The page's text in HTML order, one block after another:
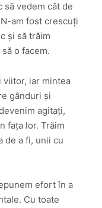
vedem cât de
am fost crescuți
și să trăim
o facem.
iar mintea
gânduri și
agitați,
fața lor. Trăim
de a fi, unii cu
efort în a
Cu toate